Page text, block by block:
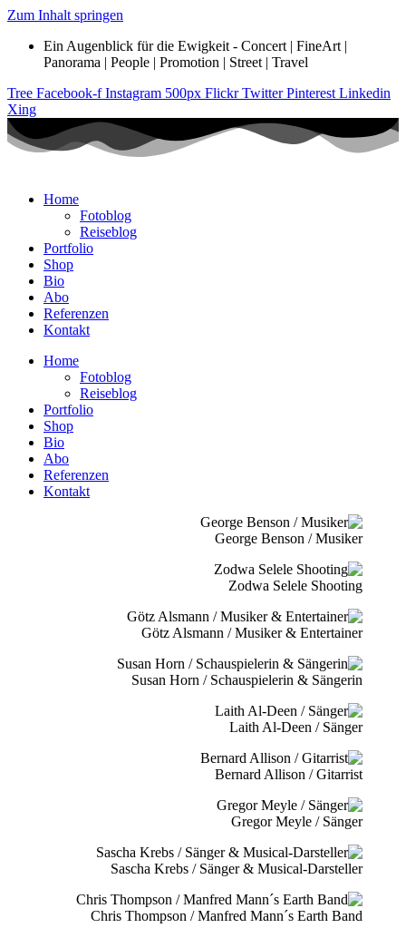
Zum Inhalt springen
Ein Augenblick für die Ewigkeit - Concert | FineArt |
Panorama | People | Promotion | Street | Travel
Tree Facebook-f Instagram 500px Flickr Twitter Pinterest Linkedin
Xing
Home
Fotoblog
Reiseblog
Portfolio
Shop
Bio
Abo
Referenzen
Kontakt
Home
Fotoblog
Reiseblog
Portfolio
Shop
Bio
Abo
Referenzen
Kontakt
George Benson / Musiker
Zodwa Selele Shooting
Götz Alsmann / Musiker & Entertainer
Susan Horn / Schauspielerin & Sängerin
Laith Al-Deen / Sänger
Bernard Allison / Gitarrist
Gregor Meyle / Sänger
Sascha Krebs / Sänger & Musical-Darsteller
Chris Thompson / Manfred Mann´s Earth Band